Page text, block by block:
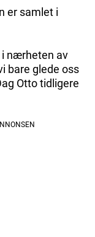
er samlet i
i nærheten av
bare glede oss
Otto tidligere